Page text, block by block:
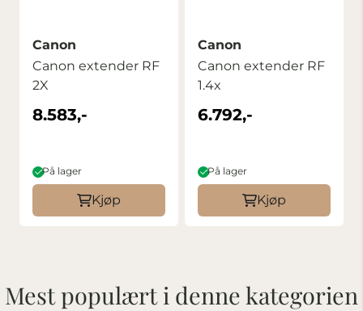
Canon
Canon extender RF
2X
8.583,-
På lager
Kjøp
Canon
Canon extender RF
1.4x
6.792,-
På lager
Kjøp
Mest populært i denne kategorien